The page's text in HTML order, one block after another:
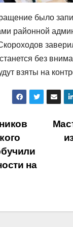
было
районной
без
взяты на
на